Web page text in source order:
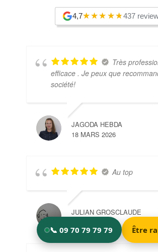
4,7 437
Très
efficace . Je peux que
société!
JAGODA HEBDA
18 MARS 2026
Au top
JULIAN GROSCLAUDE
18 MARS 2026